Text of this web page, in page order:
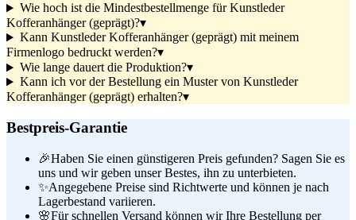
Wie hoch ist die Mindestbestellmenge für Kunstleder
Kofferanhänger (geprägt)?▾
Kann Kunstleder Kofferanhänger (geprägt) mit meinem
Firmenlogo bedruckt werden?▾
Wie lange dauert die Produktion?▾
Kann ich vor der Bestellung ein Muster von Kunstleder
Kofferanhänger (geprägt) erhalten?▾
Bestpreis-Garantie
🎉Haben Sie einen günstigeren Preis gefunden? Sagen Sie es
uns und wir geben unser Bestes, ihn zu unterbieten.
✨Angegebene Preise sind Richtwerte und können je nach
Lagerbestand variieren.
🌸Für schnellen Versand können wir Ihre Bestellung per